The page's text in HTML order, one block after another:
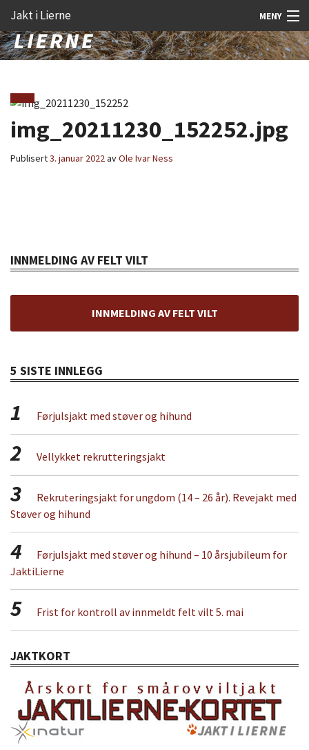
Jakt i Lierne MENY
Nyheter
Fangst
Åtejakt
Rekrutt
innholdet
Forstørre
img_20211230_152252.jpg
Publisert3. januar 2022avOle Ivar Ness
INNMELDING AV FELT VILT
INNMELDING AV FELT VILT
5 SISTE INNLEGG
1 Førjulsjakt med støver og hihund
2 Vellykket rekrutteringsjakt
3
Rekruteringsjakt for ungdom (14 – 26 år). Revejakt med
Støver og hihund
4
Førjulsjakt med støver og hihund – 10 årsjubileum for
JaktiLierne
5 Frist for kontroll av innmeldt felt vilt 5. mai
JAKTKORT